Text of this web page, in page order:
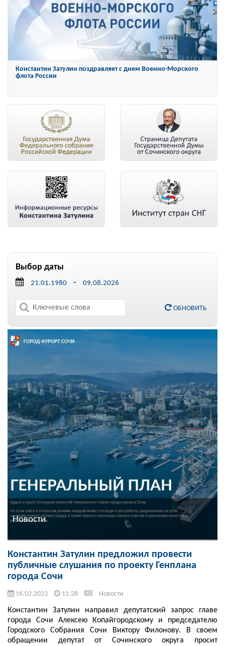
Константин Затулин награжден Орденом «За заслуги перед
Отечеством» IV степени
Выбор даты
-
ОБНОВИТЬ
Новости
Константин Затулин предложил провести
публичные слушания по проекту Генплана
города Сочи
16.02.2023 11:28 Новости
Константин Затулин направил депутатский запрос главе
города Сочи Алексею Копайгородскому и председателю
Городского Собрания Сочи Виктору Филонову. В своем
обращении депутат от Сочинского округа просит